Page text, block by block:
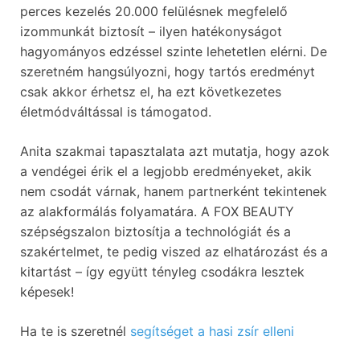
perces kezelés 20.000 felülésnek megfelelő
izommunkát biztosít – ilyen hatékonyságot
hagyományos edzéssel szinte lehetetlen elérni. De
szeretném hangsúlyozni, hogy tartós eredményt
csak akkor érhetsz el, ha ezt következetes
életmódváltással is támogatod.
Anita szakmai tapasztalata azt mutatja, hogy azok
a vendégei érik el a legjobb eredményeket, akik
nem csodát várnak, hanem partnerként tekintenek
az alakformálás folyamatára. A FOX BEAUTY
szépségszalon biztosítja a technológiát és a
szakértelmet, te pedig viszed az elhatározást és a
kitartást – így együtt tényleg csodákra lesztek
képesek!
Ha te is szeretnél segítséget a hasi zsír elleni